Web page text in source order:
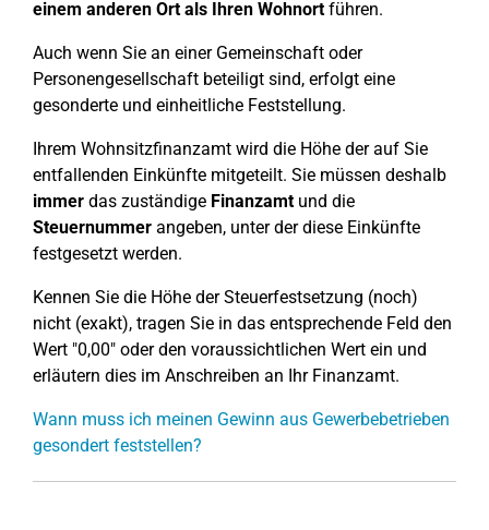
einem anderen Ort als Ihren Wohnortführen.
Auch wenn Sie an einer Gemeinschaft oder
Personengesellschaft beteiligt sind, erfolgt eine
gesonderte und einheitliche Feststellung.
Ihrem Wohnsitzfinanzamt wird die Höhe der auf Sie
entfallenden Einkünfte mitgeteilt. Sie müssen deshalb
immer das zuständige Finanzamtund die
Steuernummer angeben, unter der diese Einkünfte
festgesetzt werden.
Kennen Sie die Höhe der Steuerfestsetzung (noch)
nicht (exakt), tragen Sie in das entsprechende Feld den
Wert "0,00" oder den voraussichtlichen Wert ein und
erläutern dies im Anschreiben an Ihr Finanzamt.
Wann muss ich meinen Gewinn aus Gewerbebetrieben
gesondert feststellen?